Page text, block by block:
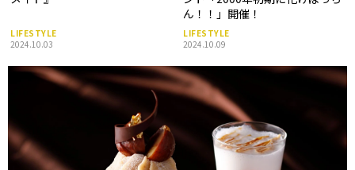
LIFESTYLE
2024.10.03
ん！！」開催！
LIFESTYLE
2024.10.09